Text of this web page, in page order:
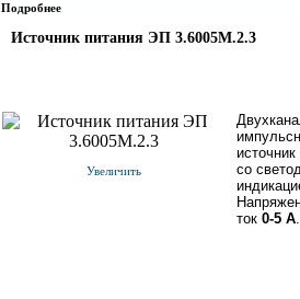
Подробнее
Источник питания ЭП 3.6005M.2.3
Увеличить
источник
со
ток 0-5 А.